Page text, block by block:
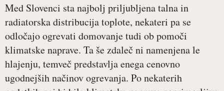
Med Slovenci sta najbolj priljubljena talna in
radiatorska distribucija toplote, nekateri pa se
odločajo ogrevati domovanje tudi ob pomoči
klimatske naprave. Ta še zdaleč ni namenjena le
hlajenju, temveč predstavlja enega cenovno
ugodnejših načinov ogrevanja. Po nekaterih